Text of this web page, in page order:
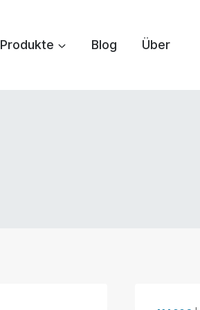
Produkte Blog Über